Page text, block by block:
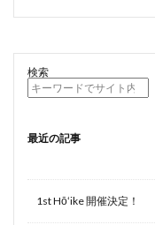
検索
最近の記事
1st Hōʻike 開催決定！